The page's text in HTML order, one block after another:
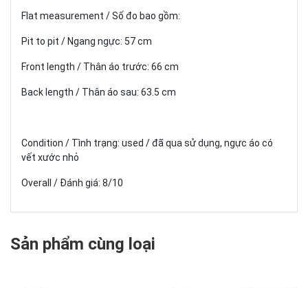
Flat measurement / Số đo bao gồm:
Pit to pit / Ngang ngực: 57 cm
Front length / Thân áo trước: 66 cm
Back length / Thân áo sau: 63.5 cm
Condition / Tình trạng: used / đã qua sử dụng, ngực áo có
vết xước nhỏ
Overall / Đánh giá: 8/10
Sản phẩm cùng loại